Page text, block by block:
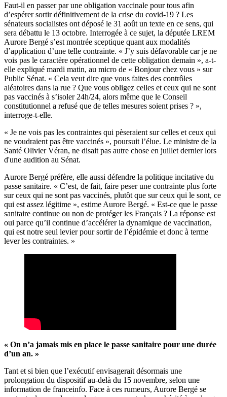
Faut-il en passer par une obligation vaccinale pour tous afin
d’espérer sortir définitivement de la crise du covid-19 ? Les
sénateurs socialistes ont déposé le 31 août un texte en ce sens, qui
sera débattu le 13 octobre. Interrogée à ce sujet, la députée LREM
Aurore Bergé s’est montrée sceptique quant aux modalités
d’application d’une telle contrainte. « J’y suis défavorable car je ne
vois pas le caractère opérationnel de cette obligation demain », a-t-
elle expliqué mardi matin, au micro de « Bonjour chez vous » sur
Public Sénat. « Cela veut dire que vous faites des contrôles
aléatoires dans la rue ? Que vous obligez celles et ceux qui ne sont
pas vaccinés à s’isoler 24h/24, alors même que le Conseil
constitutionnel a refusé que de telles mesures soient prises ? »,
interroge-t-elle.
« Je ne vois pas les contraintes qui pèseraient sur celles et ceux qui
ne voudraient pas être vaccinés », poursuit l’élue. Le ministre de la
Santé Olivier Véran, ne disait pas autre chose en juillet dernier lors
d'une audition au Sénat.
Aurore Bergé préfère, elle aussi défendre la politique incitative du
passe sanitaire. « C’est, de fait, faire peser une contrainte plus forte
sur ceux qui ne sont pas vaccinés, plutôt que sur ceux qui le sont, ce
qui est assez légitime », estime Aurore Bergé. « Est-ce que le passe
sanitaire continue ou non de protéger les Français ? La réponse est
oui parce qu’il continue d’accélérer la dynamique de vaccination,
qui est notre seul levier pour sortir de l’épidémie et donc à terme
lever les contraintes. »
« On n’a jamais mis en place le passe sanitaire pour une durée
d’un an. »
Tant et si bien que l’exécutif envisagerait désormais une
prolongation du dispositif au-delà du 15 novembre, selon une
information de franceinfo. Face à ces rumeurs, Aurore Bergé se